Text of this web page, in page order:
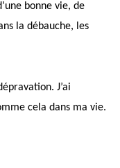
bonne vie, de
la débauche, les
J’ai
cela dans ma vie.